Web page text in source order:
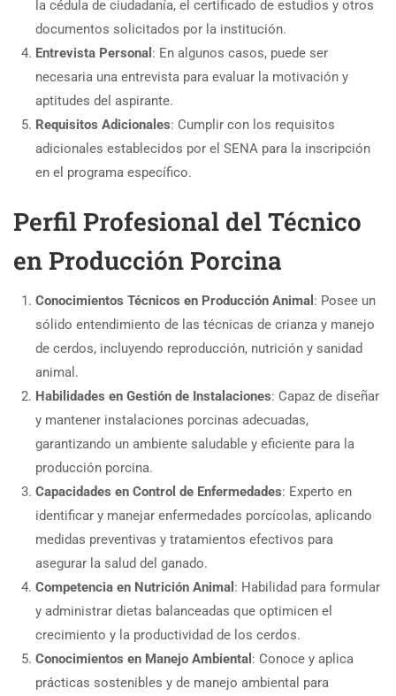
la cédula de ciudadanía, el certificado de estudios y otros
documentos solicitados por la institución.
Entrevista Personal : En algunos casos, puede ser
necesaria una entrevista para evaluar la motivación y
aptitudes del aspirante.
Requisitos Adicionales: Cumplir con los requisitos
adicionales establecidos por el SENA para la inscripción
en el programa específico.
Perfil Profesional del Técnico
en Producción Porcina
Conocimientos Técnicos en Producción Animal : Posee un
sólido entendimiento de las técnicas de crianza y manejo
de cerdos, incluyendo reproducción, nutrición y sanidad
animal.
Habilidades en Gestión de Instalaciones: Capaz de diseñar
y mantener instalaciones porcinas adecuadas,
garantizando un ambiente saludable y eficiente para la
producción porcina.
Capacidades en Control de Enfermedades: Experto en
identificar y manejar enfermedades porcícolas, aplicando
medidas preventivas y tratamientos efectivos para
asegurar la salud del ganado.
Competencia en Nutrición Animal : Habilidad para formular
y administrar dietas balanceadas que optimicen el
crecimiento y la productividad de los cerdos.
Conocimientos en Manejo Ambiental : Conoce y aplica
prácticas sostenibles y de manejo ambiental para